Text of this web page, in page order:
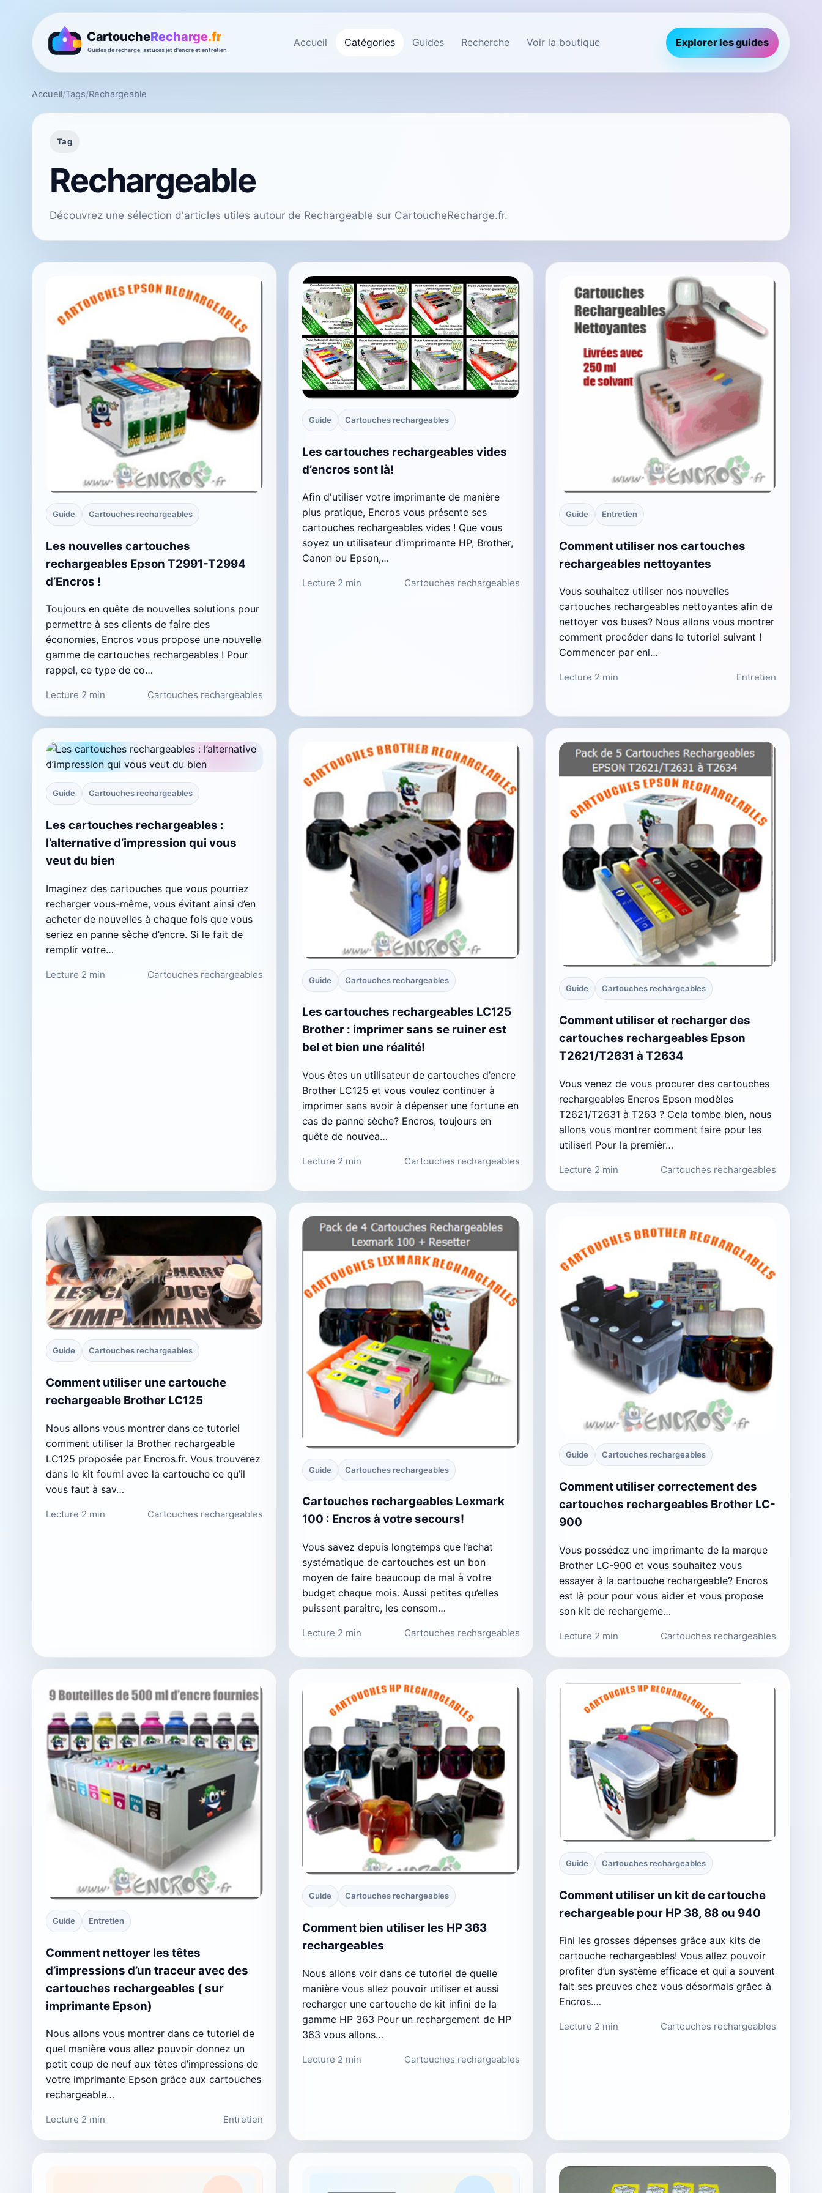
Accueil Catégories Guides Recherche Voir la boutique Explorer les guides
Accueil/Tags/Rechargeable
Tag
Rechargeable
Découvrez une sélection d'articles utiles autour de Rechargeable sur CartoucheRecharge.fr.
Guide Cartouches rechargeables
Les nouvelles cartouches
rechargeables Epson T2991-T2994
d’Encros !
Toujours en quête de nouvelles solutions pour
permettre à ses clients de faire des
économies, Encros vous propose une nouvelle
gamme de cartouches rechargeables ! Pour
rappel, ce type de co…
Lecture 2 min Cartouches rechargeables
Guide Cartouches rechargeables
Les cartouches rechargeables vides
d’encros sont là!
Afin d'utiliser votre imprimante de manière
plus pratique, Encros vous présente ses
cartouches rechargeables vides ! Que vous
soyez un utilisateur d'imprimante HP, Brother,
Canon ou Epson,…
Lecture 2 min Cartouches rechargeables
Guide Entretien
Comment utiliser nos cartouches
rechargeables nettoyantes
Vous souhaitez utiliser nos nouvelles
cartouches rechargeables nettoyantes afin de
nettoyer vos buses? Nous allons vous montrer
comment procéder dans le tutoriel suivant !
Commencer par enl…
Lecture 2 min Entretien
Guide Cartouches rechargeables
Les cartouches rechargeables :
l’alternative d’impression qui vous
veut du bien
Imaginez des cartouches que vous pourriez
recharger vous-même, vous évitant ainsi d’en
acheter de nouvelles à chaque fois que vous
seriez en panne sèche d’encre. Si le fait de
remplir votre…
Lecture 2 min Cartouches rechargeables Guide Cartouches rechargeables
Les cartouches rechargeables LC125
Brother : imprimer sans se ruiner est
bel et bien une réalité!
Vous êtes un utilisateur de cartouches d’encre
Brother LC125 et vous voulez continuer à
imprimer sans avoir à dépenser une fortune en
cas de panne sèche? Encros, toujours en
quête de nouvea…
Lecture 2 min Cartouches rechargeables
Guide Cartouches rechargeables
Comment utiliser et recharger des
cartouches rechargeables Epson
T2621/T2631 à T2634
Vous venez de vous procurer des cartouches
rechargeables Encros Epson modèles
T2621/T2631 à T263 ? Cela tombe bien, nous
allons vous montrer comment faire pour les
utiliser! Pour la premièr…
Lecture 2 min Cartouches rechargeables
Guide Cartouches rechargeables
Comment utiliser une cartouche
rechargeable Brother LC125
Nous allons vous montrer dans ce tutoriel
comment utiliser la Brother rechargeable
LC125 proposée par Encros.fr. Vous trouverez
dans le kit fourni avec la cartouche ce qu’il
vous faut à sav…
Lecture 2 min Cartouches rechargeables
Guide Cartouches rechargeables
Cartouches rechargeables Lexmark
100 : Encros à votre secours!
Vous savez depuis longtemps que l’achat
systématique de cartouches est un bon
moyen de faire beaucoup de mal à votre
budget chaque mois. Aussi petites qu’elles
puissent paraitre, les consom…
Lecture 2 min Cartouches rechargeables
Guide Cartouches rechargeables
Comment utiliser correctement des
cartouches rechargeables Brother LC-
900
Vous possédez une imprimante de la marque
Brother LC-900 et vous souhaitez vous
essayer à la cartouche rechargeable? Encros
est là pour pour vous aider et vous propose
son kit de rechargeme…
Lecture 2 min Cartouches rechargeables
Guide Entretien
Comment nettoyer les têtes
d’impressions d’un traceur avec des
cartouches rechargeables ( sur
imprimante Epson)
Nous allons vous montrer dans ce tutoriel de
quel manière vous allez pouvoir donnez un
petit coup de neuf aux têtes d’impressions de
votre imprimante Epson grâce aux cartouches
rechargeable…
Lecture 2 min Entretien
Guide Cartouches rechargeables
Comment bien utiliser les HP 363
rechargeables
Nous allons voir dans ce tutoriel de quelle
manière vous allez pouvoir utiliser et aussi
recharger une cartouche de kit infini de la
gamme HP 363 Pour un rechargement de HP
363 vous allons…
Lecture 2 min Cartouches rechargeables
Guide Cartouches rechargeables
Comment utiliser un kit de cartouche
rechargeable pour HP 38, 88 ou 940
Fini les grosses dépenses grâce aux kits de
cartouche rechargeables! Vous allez pouvoir
profiter d’un système efficace et qui a souvent
fait ses preuves chez vous désormais grâec à
Encros.…
Lecture 2 min Cartouches rechargeables